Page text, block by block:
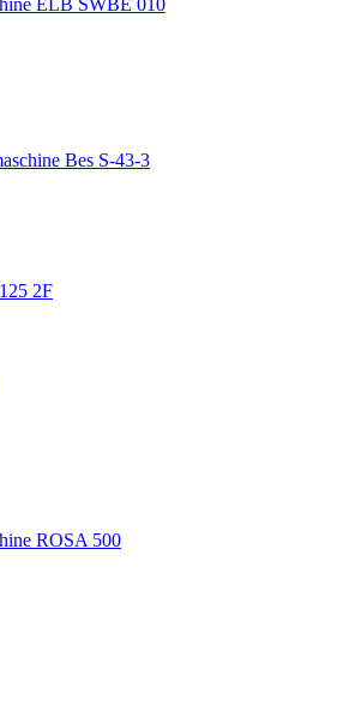
ELB SWBE 010
Bes S-43-3
2F
ROSA 500